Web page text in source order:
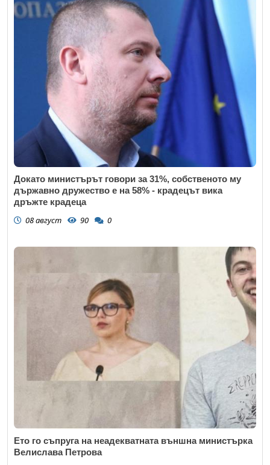
Докато министърът говори за 31%, собственото му
държавно дружество е на 58% - крадецът вика
дръжте крадеца
08 август 90 0
Ето го съпруга на неадекватната външна министърка
Велислава Петрова